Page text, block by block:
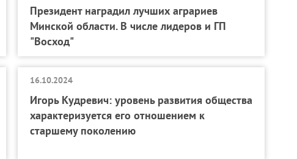
Президент наградил лучших аграриев
Минской области. В числе лидеров и ГП
"Восход"
16.10.2024
Игорь Кудревич: уровень развития общества
характеризуется его отношением к
старшему поколению